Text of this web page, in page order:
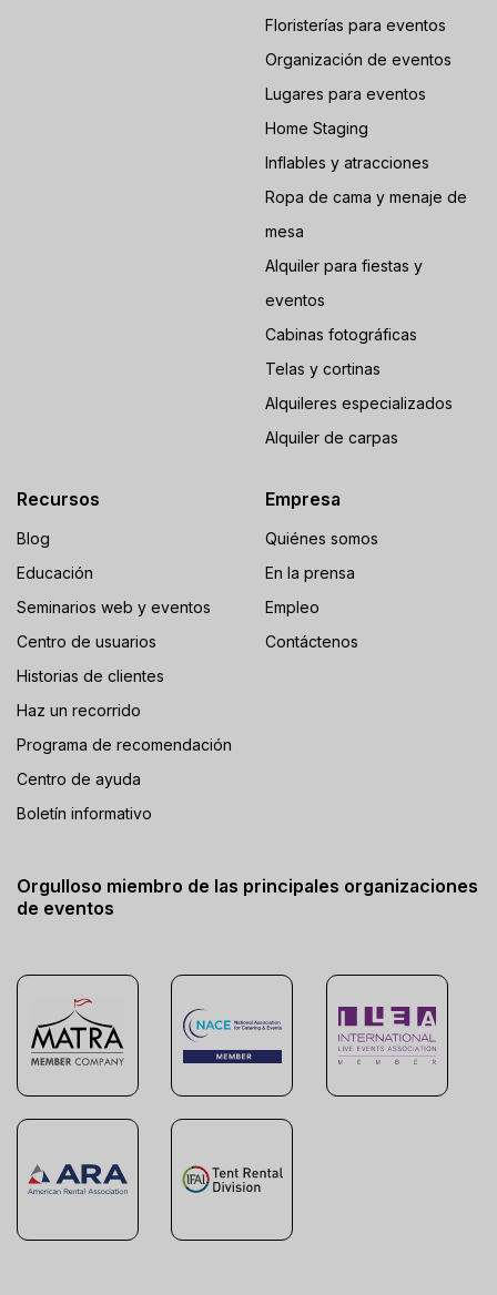
Floristerías para eventos
Organización de eventos
Lugares para eventos
Home Staging
Inflables y atracciones
Ropa de cama y menaje de
mesa
Alquiler para fiestas y
eventos
Cabinas fotográficas
Telas y cortinas
Alquileres especializados
Alquiler de carpas
Recursos
Blog
Educación
Seminarios web y eventos
Centro de usuarios
Historias de clientes
Haz un recorrido
Programa de recomendación
Centro de ayuda
Boletín informativo
Empresa
Quiénes somos
En la prensa
Empleo
Contáctenos
Orgulloso miembro de las principales organizaciones
de eventos